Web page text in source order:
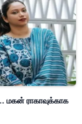
மகன் ராகாவுக்காக